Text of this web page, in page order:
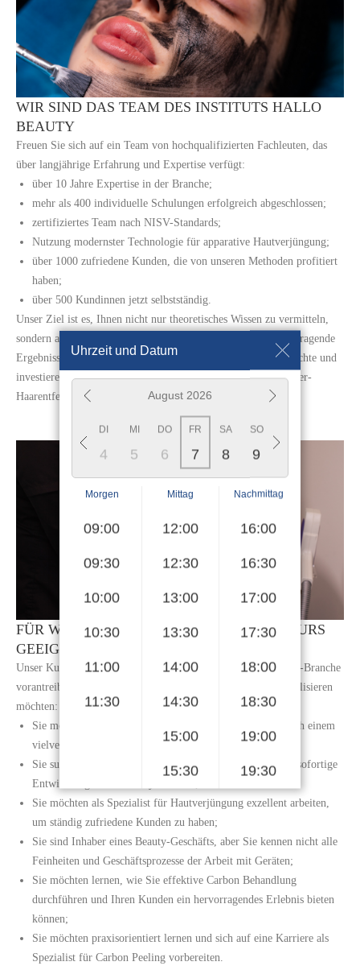
WIR SIND DAS TEAM DES INSTITUTS HALLO
BEAUTY
Freuen Sie sich auf ein Team von hochqualifizierten Fachleuten, das
über langjährige Erfahrung und Expertise verfügt:
über 10 Jahre Expertise in der Branche;
mehr als 400 individuelle Schulungen erfolgreich abgeschlossen;
zertifiziertes Team nach NISV-Standards;
Nutzung modernster Technologie für apparative Hautverjüngung;
über 1000 zufriedene Kunden, die von unseren Methoden profitiert
haben;
über 500 Kundinnen jetzt selbstständig.
Unser Ziel ist es, Ihnen nicht nur theoretisches Wissen zu vermitteln,
sondern auch praktische Fähigkeiten zu entwickeln, um herausragende
Ergebnisse zu erzielen. Werden Sie Teil unserer Erfolgsgeschichte und
investieren Sie in Ihre berufliche Zukunft als erstklassiger Laser-
Haarentfernungs-Spezialist!
FÜR WEN IST UNSER CARBONPEELING KURS
GEEIGNET?
Unser Kurs richtet sich an alle, die ihre Karriere in der Beauty-Branche
vorantreiben und sich auf die Kunst des Carbonpeelings spezialisieren
möchten:
Sie möchten in der Beauty-Branche starten und suchen nach einem
vielversprechenden Karriereweg;
Sie suchen nach einer Chance für enormes Wachstum und sofortige
Entwicklung in der Beauty-Branche;
Sie möchten als Spezialist für Hautverjüngung exzellent arbeiten,
um ständig zufriedene Kunden zu haben;
Sie sind Inhaber eines Beauty-Geschäfts, aber Sie kennen nicht alle
Feinheiten und Geschäftsprozesse der Arbeit mit Geräten;
Sie möchten lernen, wie Sie effektive Carbon Behandlung
durchführen und Ihren Kunden ein hervorragendes Erlebnis bieten
können;
Sie möchten praxisorientiert lernen und sich auf eine Karriere als
Spezialist für Carbon Peeling vorbereiten.
Uhrzeit und Datum
August 2026
DI
4
MI
5
DO
6
FR
7
SA
8
SO
9
Morgen
09:00
09:30
10:00
10:30
11:00
11:30
Mittag
12:00
12:30
13:00
13:30
14:00
14:30
15:00
15:30
Nachmittag
16:00
16:30
17:00
17:30
18:00
18:30
19:00
19:30